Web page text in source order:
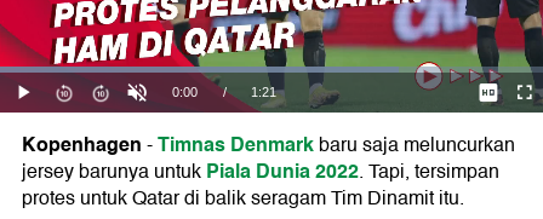
Kopenhagen-Timnas Denmarkbaru saja meluncurkan
jersey barunya untukPiala Dunia 2022. Tapi, tersimpan
protes untuk Qatar di balik seragam Tim Dinamit itu.